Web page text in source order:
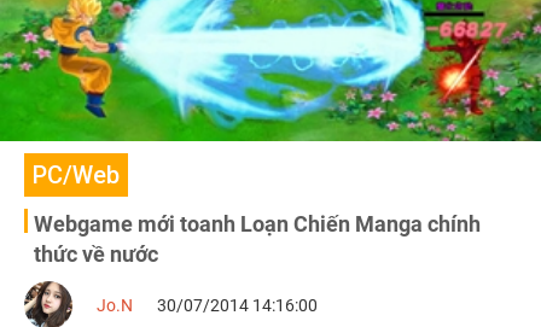
PC/Web
Webgame mới toanh Loạn Chiến Manga chính
thức về nước
Jo.N 30/07/2014 14:16:00